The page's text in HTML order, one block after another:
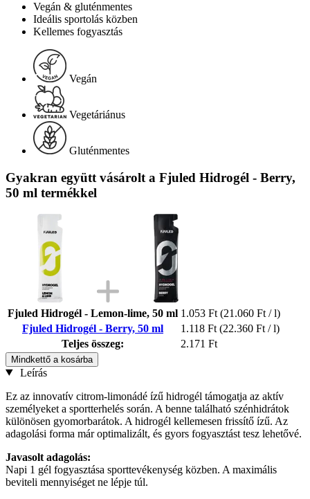
Vegán & gluténmentes
Ideális sportolás közben
Kellemes fogyasztás
Vegán
Vegetáriánus
Gluténmentes
Gyakran együtt vásárolt a Fjuled Hidrogél - Berry,
50 ml termékkel
Fjuled Hidrogél - Lemon-lime, 50 ml 1.053 Ft (21.060 Ft / l)
Fjuled Hidrogél - Berry, 50 ml
1.118 Ft (22.360 Ft / l)
Teljes összeg:
2.171 Ft
Mindkettő a kosárba
Leírás
Ez az innovatív citrom-limonádé ízű hidrogél támogatja az aktív
személyeket a sportterhelés során. A benne található szénhidrátok
különösen gyomorbarátok. A hidrogél kellemesen frissítő ízű. Az
adagolási forma már optimalizált, és gyors fogyasztást tesz lehetővé.
Javasolt adagolás:
Napi 1 gél fogyasztása sporttevékenység közben. A maximális
beviteli mennyiséget ne lépje túl.